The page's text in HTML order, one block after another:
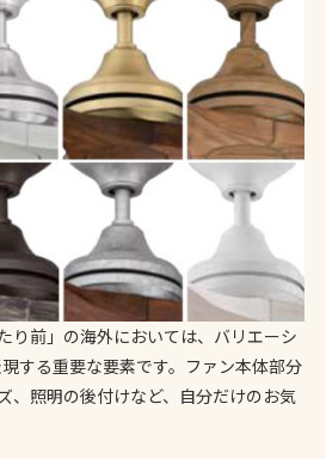
り前」の海外においては、バリエーシ
する重要な要素です。ファン本体部分
、照明の後付けなど、自分だけのお気